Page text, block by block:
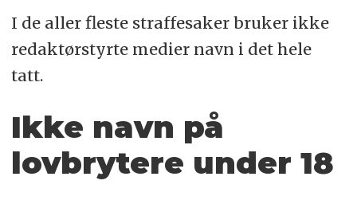
I de aller fleste straffesaker bruker ikke
redaktørstyrte medier navn i det hele
tatt.
Ikke navn på
lovbrytere under 18